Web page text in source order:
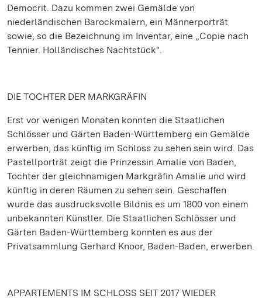
Democrit. Dazu kommen zwei Gemälde von
niederländischen Barockmalern, ein Männerporträt
sowie, so die Bezeichnung im Inventar, eine „Copie nach
Tennier. Holländisches Nachtstück".
DIE TOCHTER DER MARKGRÄFIN
Erst vor wenigen Monaten konnten die Staatlichen
Schlösser und Gärten Baden-Württemberg ein Gemälde
erwerben, das künftig im Schloss zu sehen sein wird. Das
Pastellporträt zeigt die Prinzessin Amalie von Baden,
Tochter der gleichnamigen Markgräfin Amalie und wird
künftig in deren Räumen zu sehen sein. Geschaffen
wurde das ausdrucksvolle Bildnis es um 1800 von einem
unbekannten Künstler. Die Staatlichen Schlösser und
Gärten Baden-Württemberg konnten es aus der
Privatsammlung Gerhard Knoor, Baden-Baden, erwerben.
APPARTEMENTS IM SCHLOSS SEIT 2017 WIEDER